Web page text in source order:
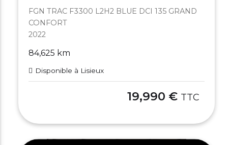
FGN TRAC F3300 L2H2 BLUE DCI 135 GRAND
CONFORT
2022
84,625 km
Disponible à Lisieux
19,990 € TTC